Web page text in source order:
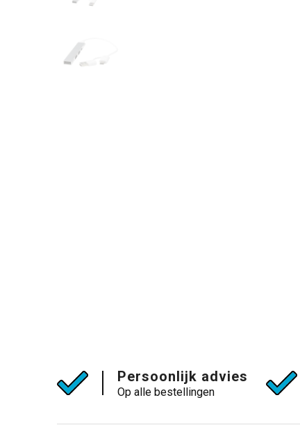
Persoonlijk advies
Op alle bestellingen